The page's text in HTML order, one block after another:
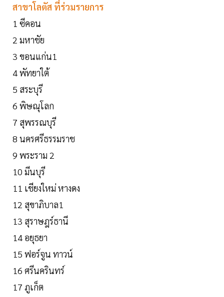
สาขาโลตัส ที่ร่วมรายการ
1 ซีคอน
2 มหาชัย
3 ขอนแก่น1
4 พัทยาใต้
5 สระบุรี
6 พิษณุโลก
7 สุพรรณบุรี
8 นครศรีธรรมราช
9 พระราม 2
10 มีนบุรี
11 เชียงใหม่ หางดง
12 สุขาภิบาล1
13 สุราษฎร์ธานี
14 อยุธยา
15 ฟอร์จูน ทาวน์
16 ศรีนครินทร์
17 ภูเก็ต